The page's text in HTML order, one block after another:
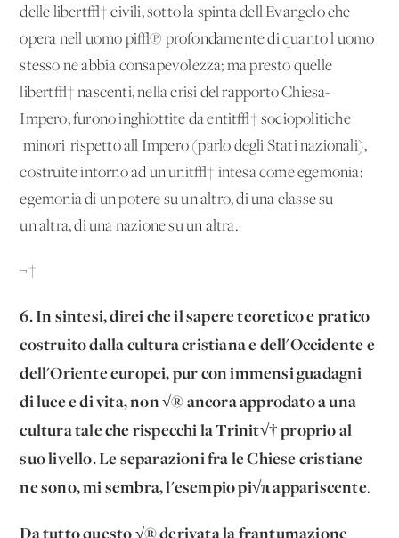
delle libert√† civili, sotto la spinta dell'Evangelo che
opera nell'uomo pi√π profondamente di quanto l'uomo
stesso ne abbia consapevolezza; ma presto quelle
libert√† nascenti, nella crisi del rapporto Chiesa-
Impero, furono inghiottite da entit√† sociopolitiche
'minori' rispetto all'Impero (parlo degli Stati nazionali),
costruite intorno ad un'unit√† intesa come egemonia:
egemonia di un potere su un altro, di una classe su
un'altra, di una nazione su un'altra.
¬†
6. Insintesi, direi che il sapere teoretico e pratico
costruito dalla cultura cristiana e dell'Occidente e
dell'Oriente europei, pur con immensi guadagni
di luce e di vita, non √® ancora approdato a una
cultura tale che rispecchi la Trinit√† proprio al
suo livello. Le separazioni fra le Chiese cristiane
ne sono, mi sembra, l'esempio pi√π appariscente.
Da tutto questo √® derivata la frantumazione